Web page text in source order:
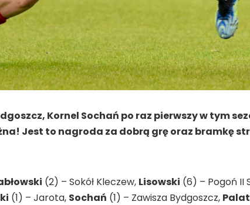
Kornel Sochań po raz pierwszy w tym
Jest to nagroda za dobrą grę oraz bramkę
(2) – Sokół Kleczew, Lisowski (6) – Pogoń II
(1) – Jarota, Sochań (1) – Zawisza Bydgoszcz, Palat